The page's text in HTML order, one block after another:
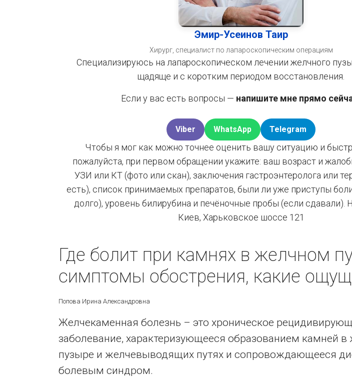
Эмир-Усеинов Таир
Хирург, специалист по лапароскопическим операциям
Специализируюсь на лапароскопическом лечении желчного
щадяще и с коротким периодом восстановления.
Если у вас есть вопросы — напишите мне прямо
Viber WhatsApp Telegram
Чтобы я мог как можно точнее оценить вашу ситуацию и
пожалуйста, при первом обращении укажите: ваш возраст и
УЗИ или КТ (фото или скан), заключения гастроэнтеролога или
есть), список принимаемых препаратов, были ли уже приступы
долго), уровень билирубина и печёночные пробы (если сдавали).
Киев, Харьковское шоссе 121
Где болит при камнях в желчном
симптомы обострения, какие
Попова Ирина Александровна
Желчекаменная болезнь – это хроническое
заболевание, характеризующееся образованием камней
пузыре и желчевыводящих путях и сопровождающееся
болевым синдром.